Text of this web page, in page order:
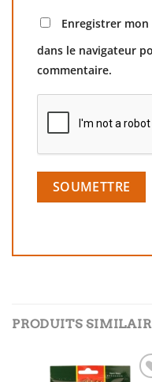
Enregistrer
dans le navigateur
commentaire.
PRODUITS